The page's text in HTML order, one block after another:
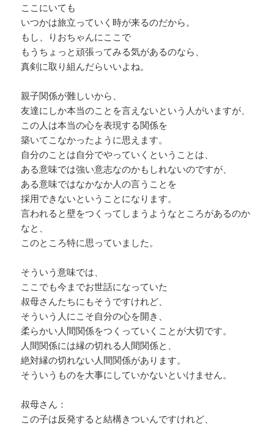
ここにいても
いつかは旅立っていく時が来るのだから。
もし、りおちゃんにここで
もうちょっと頑張ってみる気があるのなら、
真剣に取り組んだらいいよね。
親子関係が難しいから、
友達にしか本当のことを言えないという人がいますが、
この人は本当の心を表現する関係を
築いてこなかったように思えます。
自分のことは自分でやっていくということは、
ある意味では強い意志なのかもしれないのですが、
ある意味ではなかなか人の言うことを
採用できないということになります。
言われると壁をつくってしまうようなところがあるのか
なと、
このところ特に思っていました。
そういう意味では、
ここでも今までお世話になっていた
叔母さんたちにもそうですけれど、
そういう人にこそ自分の心を開き、
柔らかい人間関係をつくっていくことが大切です。
人間関係には縁の切れる人間関係と、
絶対縁の切れない人間関係があります。
そういうものを大事にしていかないといけません。
叔母さん：
この子は反発すると結構きついんですけれど、